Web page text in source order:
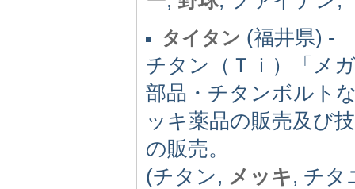
タイタン (福井県) -
チタン（Ｔｉ）「メ
部品・チタンボルト
ッキ薬品の販売及び
の販売。
(チタン, メッキ, チ